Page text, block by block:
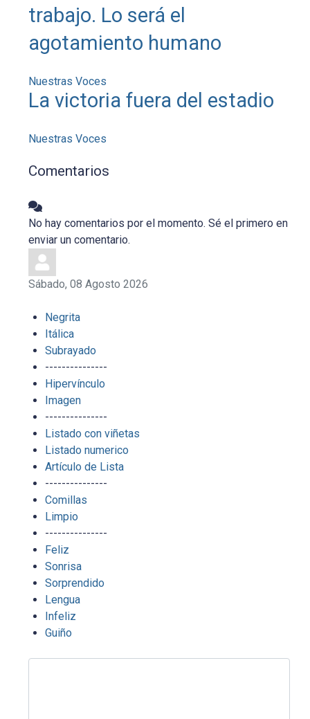
trabajo. Lo será el
agotamiento humano
Nuestras Voces
La victoria fuera del estadio
Nuestras Voces
Comentarios
No hay comentarios por el momento. Sé el primero en
enviar un comentario.
Sábado, 08 Agosto 2026
Negrita
Itálica
Subrayado
---------------
Hipervínculo
Imagen
---------------
Listado con viñetas
Listado numerico
Artículo de Lista
---------------
Comillas
Limpio
---------------
Feliz
Sonrisa
Sorprendido
Lengua
Infeliz
Guiño